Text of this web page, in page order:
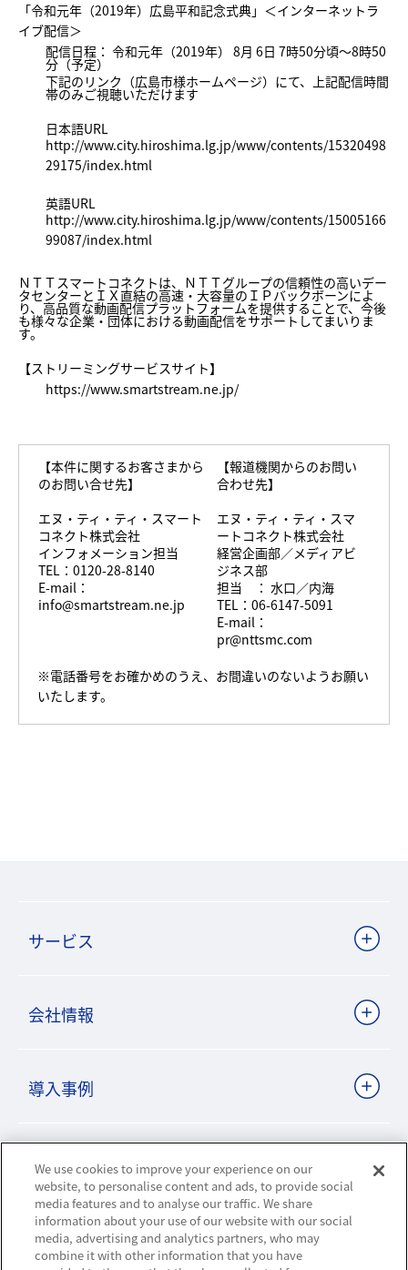
「令和元年（2019年）広島平和記念式典」＜インターネットラ
イブ配信＞
配信日程： 令和元年（2019年） 8月 6日 7時50分頃～8時50
分（予定）
下記のリンク（広島市様ホームページ）にて、上記配信時間
帯のみご視聴いただけます
日本語URL
http://www.city.hiroshima.lg.jp/www/contents/15320498
29175/index.html
英語URL
http://www.city.hiroshima.lg.jp/www/contents/15005166
99087/index.html
ＮＴＴスマートコネクトは、ＮＴＴグループの信頼性の高いデー
タセンターとＩＸ直結の高速・大容量のＩＰバックボーンによ
り、高品質な動画配信プラットフォームを提供することで、今後
も様々な企業・団体における動画配信をサポートしてまいりま
す。
【ストリーミングサービスサイト】
https://www.smartstream.ne.jp/
【本件に関するお客さまから
のお問い合せ先】
エヌ・ティ・ティ・スマート
コネクト株式会社
インフォメーション担当
TEL：0120-28-8140
E-mail：
info@smartstream.ne.jp
【報道機関からのお問い
合わせ先】
エヌ・ティ・ティ・スマ
ートコネクト株式会社
経営企画部／メディアビ
ジネス部
担当 ： 水口／内海
TEL：06-6147-5091
E-mail：
pr@nttsmc.com
※電話番号をお確かめのうえ、お間違いのないようお願い
いたします。
サービス
会社情報
導入事例
ビジネスパートナーサイト
ニュースリリース
We use cookies to improve your experience on our
website, to personalise content and ads, to provide social
media features and to analyse our traffic. We share
information about your use of our website with our social
media, advertising and analytics partners, who may
combine it with other information that you have